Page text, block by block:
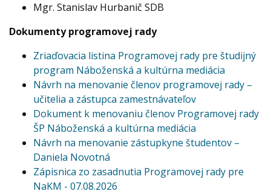
Mgr. Stanislav Hurbanič SDB
Dokumenty programovej rady
Zriaďovacia listina Programovej rady pre študijný
program Náboženská a kultúrna mediácia
Návrh na menovanie členov programovej rady –
učitelia a zástupca zamestnávateľov
Dokument k menovaniu členov Programovej rady
ŠP Náboženská a kultúrna mediácia
Návrh na menovanie zástupkyne študentov –
Daniela Novotná
Zápisnica zo zasadnutia Programovej rady pre
NaKM - 07.08.2026